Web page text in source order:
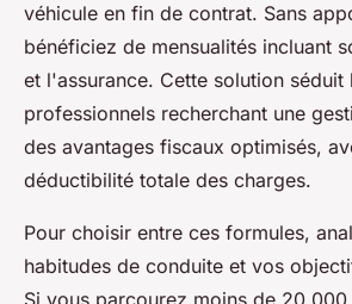
véhicule en fin de contrat. Sans
bénéficiez de mensualités incluant
et l'assurance. Cette solution séduit
professionnels recherchant une
des avantages fiscaux optimisés,
déductibilité totale des charges.
Pour choisir entre ces formules,
habitudes de conduite et vos